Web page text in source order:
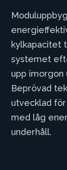
kylkapacitet
systemet
upp imorgon
Beprövad
utvecklad
med låg
underhåll.